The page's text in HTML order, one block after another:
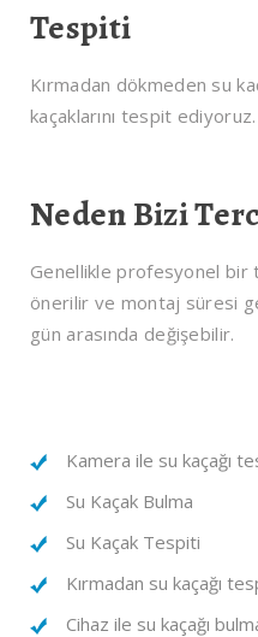
Tespiti
Kırmadan dökmeden su
kaçaklarını tespit ediyoruz.
Neden Bizi
Genellikle profesyonel bir
önerilir ve montaj süresi
gün arasında değişebilir.
Kamera ile su kaçağı
Su Kaçak Bulma
Su Kaçak Tespiti
Kırmadan su kaçağı
Cihaz ile su kaçağı